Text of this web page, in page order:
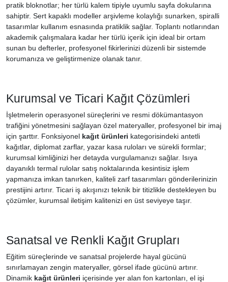
pratik bloknotlar; her türlü kalem tipiyle uyumlu sayfa dokularına
sahiptir. Sert kapaklı modeller arşivleme kolaylığı sunarken, spiralli
tasarımlar kullanım esnasında pratiklik sağlar. Toplantı notlarından
akademik çalışmalara kadar her türlü içerik için ideal bir ortam
sunan bu defterler, profesyonel fikirlerinizi düzenli bir sistemde
korumanıza ve geliştirmenize olanak tanır.
Kurumsal ve Ticari Kağıt Çözümleri
İşletmelerin operasyonel süreçlerini ve resmi dökümantasyon
trafiğini yönetmesini sağlayan özel materyaller, profesyonel bir imaj
için şarttır. Fonksiyonel kağıt ürünleri kategorisindeki antetli
kağıtlar, diplomat zarflar, yazar kasa ruloları ve sürekli formlar;
kurumsal kimliğinizi her detayda vurgulamanızı sağlar. Isıya
dayanıklı termal rulolar satış noktalarında kesintisiz işlem
yapmanıza imkan tanırken, kaliteli zarf tasarımları gönderilerinizin
prestijini artırır. Ticari iş akışınızı teknik bir titizlikle destekleyen bu
çözümler, kurumsal iletişim kalitenizi en üst seviyeye taşır.
Sanatsal ve Renkli Kağıt Grupları
Eğitim süreçlerinde ve sanatsal projelerde hayal gücünü
sınırlamayan zengin materyaller, görsel ifade gücünü artırır.
Dinamik kağıt ürünleri içerisinde yer alan fon kartonları, el işi